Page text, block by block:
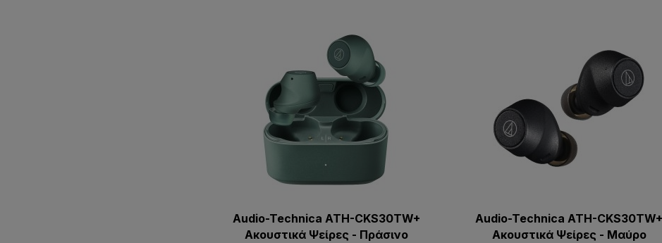
Audio-Technica ATH-CKS30TW+
Ακουστικά Ψείρες - Πράσινο
Audio-Technica ATH-CKS30TW+
Ακουστικά Ψείρες - Μαύρο